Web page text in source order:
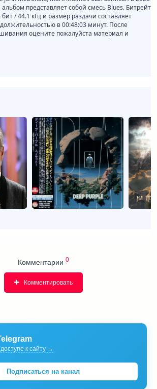
альбом представляет собой смесь Blues. Битрейт
бит / 44.1 кГц и размер раздачи составляет
в 00:48:03 минут. После
оцените пожалуйста материал и
Комментарии 0
Комментировать
к сайту →
Подписаться на канал